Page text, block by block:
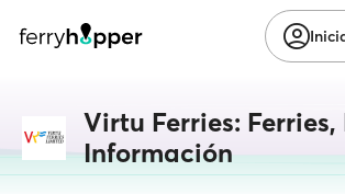
Virtu Ferries: Ferries,
Información